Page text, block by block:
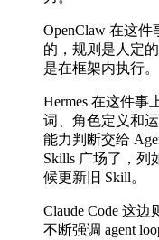
OpenClaw 在这
的，规则是人定
是在框架内执行。
Hermes 在这件事
词、角色定义和
能力判断交给
Skills 广场了，列
候更新旧 Skill。
Claude Code 这
不断强调 agent